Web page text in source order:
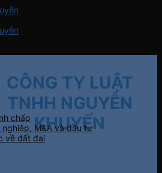
CÔNG TY LUẬT
TNHH NGUYỄN
KHUYẾN
chấp
M&A và đầu tư
về đất đai